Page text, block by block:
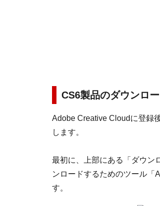
CS6製品のダウンロ
Adobe Creative Cloudに登録
します。
最初に、上部にある「ダウン
ンロードするためのツール「
す。